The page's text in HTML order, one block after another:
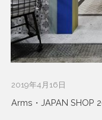
2019年4月16日
Arms・JAPAN SHOP